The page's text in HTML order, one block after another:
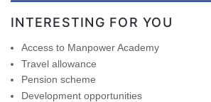
INTERESTING FOR YOU
Access to Manpower Academy
Travel allowance
Pension scheme
Development opportunities